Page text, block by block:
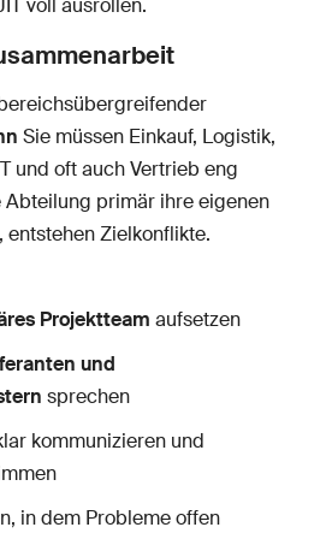
voll ausrollen.
Sie müssen Einkauf, Logistik,
und oft auch Vertrieb eng
Abteilung primär ihre eigenen
Zielkonflikte.
Projektteam aufsetzen
und
sprechen
kommunizieren und
in dem Probleme offen